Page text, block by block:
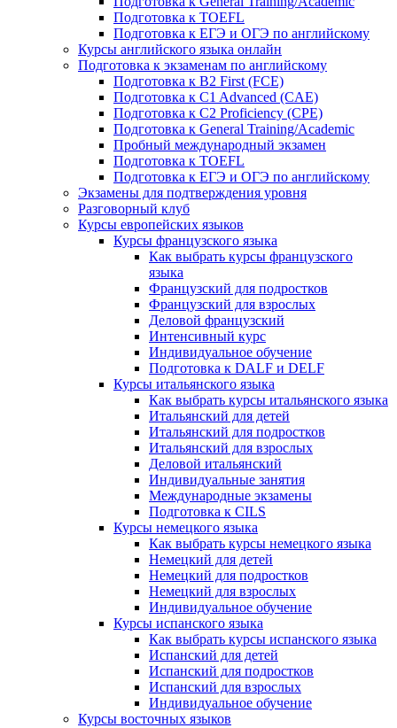
Подготовка к TOEFL
Подготовка к ЕГЭ и ОГЭ по английскому
Курсы английского языка онлайн
Подготовка к экзаменам по английскому
Подготовка к B2 First (FCE)
Подготовка к C1 Advanced (CAE)
Подготовка к C2 Proficiency (CPE)
Подготовка к General Training/Academic
Пробный международный экзамен
Подготовка к TOEFL
Подготовка к ЕГЭ и ОГЭ по английскому
Экзамены для подтверждения уровня
Разговорный клуб
Курсы европейских языков
Курсы французского языка
Как выбрать курсы французского
языка
Французский для подростков
Французский для взрослых
Деловой французский
Интенсивный курс
Индивидуальное обучение
Подготовка к DALF и DELF
Курсы итальянского языка
Как выбрать курсы итальянского языка
Итальянский для детей
Итальянский для подростков
Итальянский для взрослых
Деловой итальянский
Индивидуальные занятия
Международные экзамены
Подготовка к CILS
Курсы немецкого языка
Как выбрать курсы немецкого языка
Немецкий для детей
Немецкий для подростков
Немецкий для взрослых
Индивидуальное обучение
Курсы испанского языка
Как выбрать курсы испанского языка
Испанский для детей
Испанский для подростков
Испанский для взрослых
Индивидуальное обучение
Курсы восточных языков